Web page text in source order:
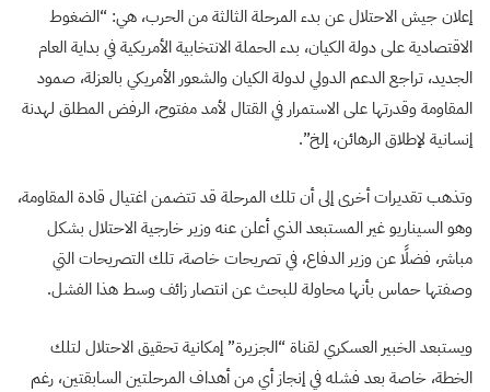
إعلان جيش الاحتلال عن بدء المرحلة الثالثة من الحرب، هي: “الضغوط
الاقتصادية على دولة الكيان، بدء الحملة الانتخابية الأمريكية في بداية العام
الجديد، تراجع الدعم الدولي لدولة الكيان والشعور الأمريكي بالعزلة، صمود
المقاومة وقدرتها على الاستمرار في القتال لأمد مفتوح، الرفض المطلق لهدنة
إنسانية لإطلاق الرهائن، إلخ”.
وتذهب تقديرات أخرى إلى أن تلك المرحلة قد تتضمن اغتيال قادة المقاومة،
وهو السيناريو غير المستبعد الذي أعلن عنه وزير خارجية الاحتلال بشكل
مباشر، فضلًا عن وزير الدفاع، في تصريحات خاصة، تلك التصريحات التي
وصفتها حماس بأنها محاولة للبحث عن انتصار زائف وسط هذا الفشل.
ويستبعد الخبير العسكري لقناة “الجزيرة” إمكانية تحقيق الاحتلال لتلك
الخطة، خاصة بعد فشله في إنجاز أي من أهداف المرحلتين السابقتين، رغم